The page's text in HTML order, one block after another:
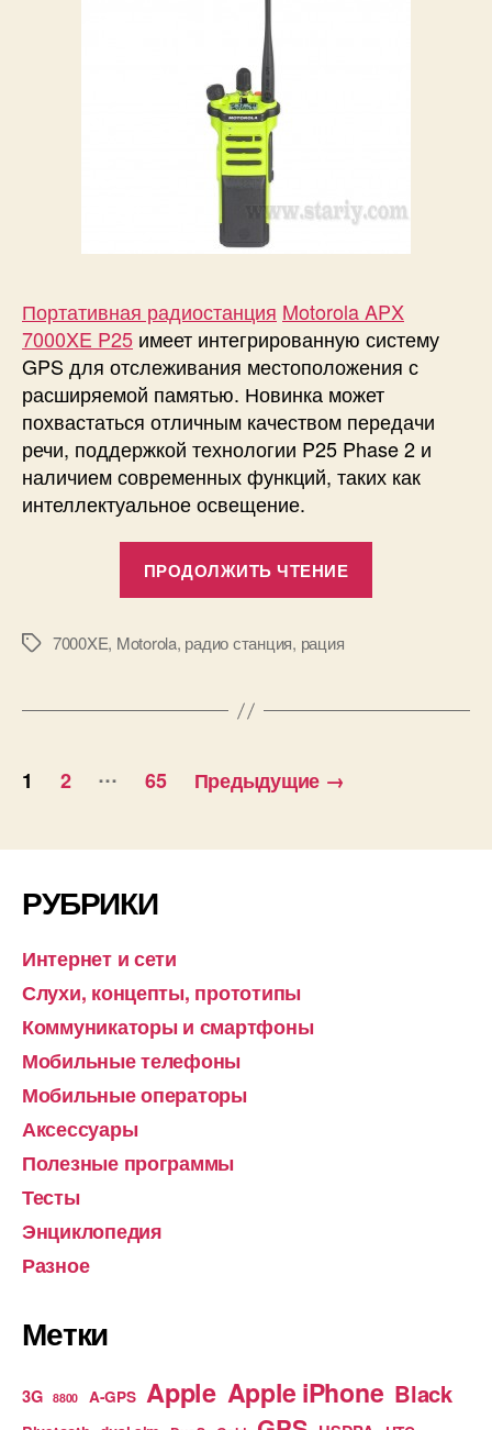
Портативная радиостанция Motorola APX
7000XE P25 имеет интегрированную систему
GPS для отслеживания местоположения с
расширяемой памятью. Новинка может
похвастаться отличным качеством передачи
речи, поддержкой технологии P25 Phase 2 и
наличием современных функций, таких как
интеллектуальное освещение.
ПРОДОЛЖИТЬ ЧТЕНИЕ
рация
условий.»
Метки7000XE, Motorola, радио станция, рация
Пагинация
1 2 … 65 Предыдущие →
РУБРИКИ
Интернет и сети
Слухи, концепты, прототипы
Коммуникаторы и смартфоны
Мобильные телефоны
Мобильные операторы
Аксессуары
Полезные программы
Тесты
Энциклопедия
Разное
Метки
3G 8800 A-GPS Apple Apple iPhone Black